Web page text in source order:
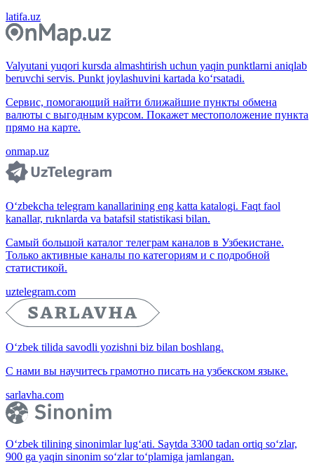
latifa.uz
Valyutani yuqori kursda almashtirish uchun yaqin punktlarni aniqlab
beruvchi servis. Punkt joylashuvini kartada ko‘rsatadi.
Сервис, помогающий найти ближайшие пункты обмена
валюты с выгодным курсом. Покажет местоположение пункта
прямо на карте.
onmap.uz
O‘zbekcha telegram kanallarining eng katta katalogi. Faqt faol
kanallar, ruknlarda va batafsil statistikasi bilan.
Самый большой каталог телеграм каналов в Узбекистане.
Только активные каналы по категориям и с подробной
статистикой.
uztelegram.com
O‘zbek tilida savodli yozishni biz bilan boshlang.
С нами вы научитесь грамотно писать на узбекском языке.
sarlavha.com
O‘zbek tilining sinonimlar lug‘ati. Saytda 3300 tadan ortiq so‘zlar,
900 ga yaqin sinonim so‘zlar to‘plamiga jamlangan.